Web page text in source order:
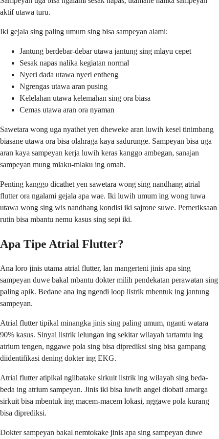
aktif utawa turu.
Iki gejala sing paling umum sing bisa sampeyan alami:
Jantung berdebar-debar utawa jantung sing mlayu cepet
Sesak napas nalika kegiatan normal
Nyeri dada utawa nyeri entheng
Ngrengas utawa aran pusing
Kelelahan utawa kelemahan sing ora biasa
Cemas utawa aran ora nyaman
Sawetara wong uga nyathet yen dheweke aran luwih kesel tinimbang
biasane utawa ora bisa olahraga kaya sadurunge. Sampeyan bisa uga
aran kaya sampeyan kerja luwih keras kanggo ambegan, sanajan
sampeyan mung mlaku-mlaku ing omah.
Penting kanggo dicathet yen sawetara wong sing nandhang atrial
flutter ora ngalami gejala apa wae. Iki luwih umum ing wong tuwa
utawa wong sing wis nandhang kondisi iki sajrone suwe. Pemeriksaan
rutin bisa mbantu nemu kasus sing sepi iki.
Apa Tipe Atrial Flutter?
Ana loro jinis utama atrial flutter, lan mangerteni jinis apa sing
sampeyan duwe bakal mbantu dokter milih pendekatan perawatan sing
paling apik. Bedane ana ing ngendi loop listrik mbentuk ing jantung
sampeyan.
Atrial flutter tipikal minangka jinis sing paling umum, nganti watara
90% kasus. Sinyal listrik lelungan ing sekitar wilayah tartamtu ing
atrium tengen, nggawe pola sing bisa diprediksi sing bisa gampang
diidentifikasi dening dokter ing EKG.
Atrial flutter atipikal nglibatake sirkuit listrik ing wilayah sing beda-
beda ing atrium sampeyan. Jinis iki bisa luwih angel diobati amarga
sirkuit bisa mbentuk ing macem-macem lokasi, nggawe pola kurang
bisa diprediksi.
Dokter sampeyan bakal nemtokake jinis apa sing sampeyan duwe